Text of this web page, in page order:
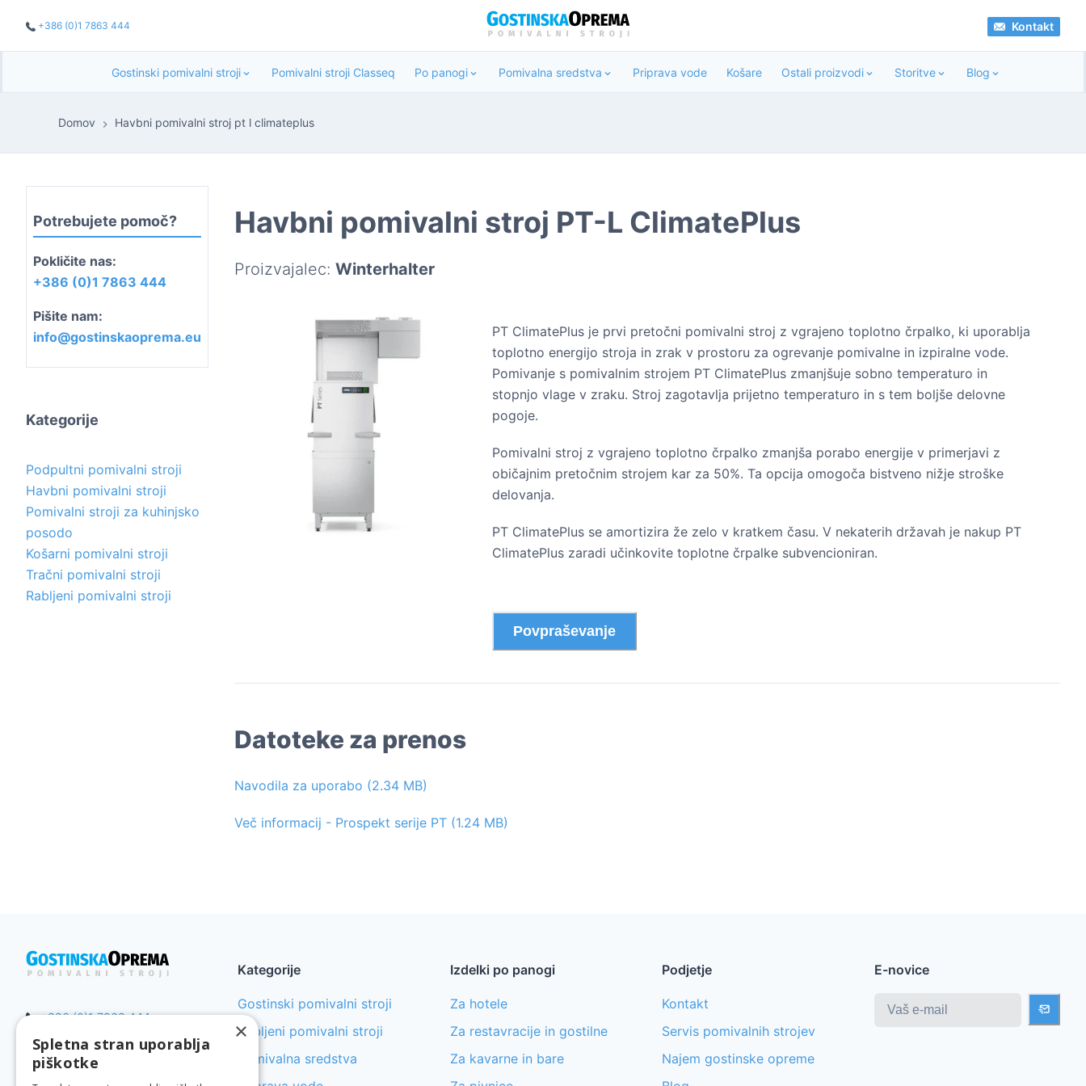
+386 (0)1 7863 444 Kontakt
Gostinski pomivalni stroji Pomivalni stroji Classeq Po panogi Pomivalna sredstva Priprava vode Košare Ostali proizvodi Storitve Blog
Domov Havbni pomivalni stroj pt l climateplus
Potrebujete pomoč?
Pokličite nas:
+386 (0)1 7863 444
Pišite nam:
info@gostinskaoprema.eu
Kategorije
Podpultni pomivalni stroji
Havbni pomivalni stroji
Pomivalni stroji za kuhinjsko
posodo
Košarni pomivalni stroji
Tračni pomivalni stroji
Rabljeni pomivalni stroji
Havbni pomivalni stroj PT-L ClimatePlus
Proizvajalec: Winterhalter
PT ClimatePlus je prvi pretočni pomivalni stroj z vgrajeno toplotno črpalko, ki uporablja
toplotno energijo stroja in zrak v prostoru za ogrevanje pomivalne in izpiralne vode.
Pomivanje s pomivalnim strojem PT ClimatePlus zmanjšuje sobno temperaturo in
stopnjo vlage v zraku. Stroj zagotavlja prijetno temperaturo in s tem boljše delovne
pogoje.
Pomivalni stroj z vgrajeno toplotno črpalko zmanjša porabo energije v primerjavi z
običajnim pretočnim strojem kar za 50%. Ta opcija omogoča bistveno nižje stroške
delovanja.
PT ClimatePlus se amortizira že zelo v kratkem času. V nekaterih državah je nakup PT
ClimatePlus zaradi učinkovite toplotne črpalke subvencioniran.
Povpraševanje
Datoteke za prenos
Navodila za uporabo (2.34 MB)
Več informacij - Prospekt serije PT (1.24 MB)
+386 (0)1 7863 444
Kategorije
Gostinski pomivalni stroji
Rabljeni pomivalni stroji
Pomivalna sredstva
Izdelki po panogi
Za hotele
Za restavracije in gostilne
Za kavarne in bare
Podjetje
Kontakt
Servis pomivalnih strojev
Najem gostinske opreme
E-novice
×
Spletna stran uporablja
piškotke